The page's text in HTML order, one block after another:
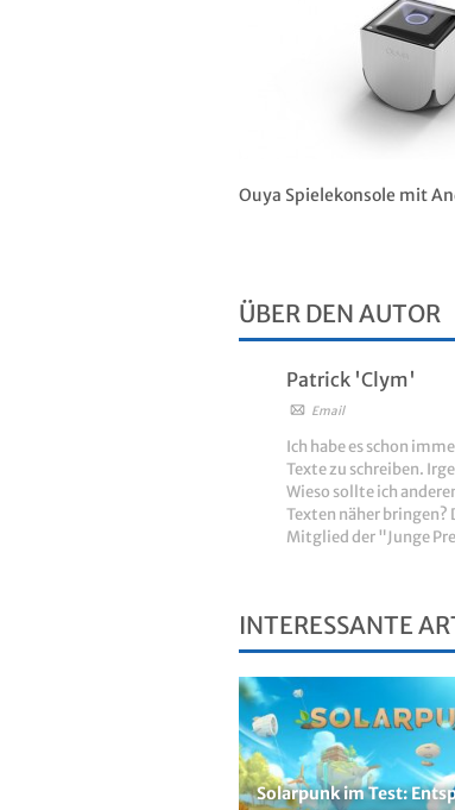
Ouya Spielekonsole mit
ÜBER DEN AUTOR
Patrick 'Clym'
Email
Ich habe es schon
Texte zu schreiben.
Wieso sollte ich
Texten näher bringen?
Mitglied der "Junge
INTERESSANTE
Solarpunk im Test: